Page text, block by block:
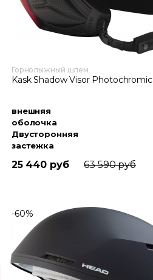
Горнолыжный шлем
Kask Shadow Visor Photochromic
внешняя
оболочка
Двусторонняя
застежка
25 440 руб 63 590 руб
-60%